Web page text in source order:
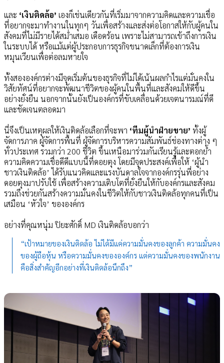
และ ‘เงินติดล้อ’ เองก็เช่นเดียวกันที่เริ่มมาจากความคิดและความเชื่อ
ที่อยากจะมาทำงานในทุกๆ วันเพื่อสร้างและส่งต่อโอกาสให้กับผู้คนใน
สังคมที่ไม่มีรายได้สม่ำเสมอ เดือดร้อน เพราะไม่สามารถเข้าถึงการเงิน
ในระบบได้ หรือแม้แต่ผู้ประกอบการธุรกิจขนาดเล็กที่ต้องการเงิน
หมุนเวียนเพื่อต่อลมหายใจ
ทั้งสององค์กรต่างมีจุดเริ่มต้นของธุรกิจที่ไม่ได้เน้นผลกำไรแต่มั่นคงใน
วิสัยทัศน์ที่อยากจะพัฒนาชีวิตของผู้คนในพื้นที่และสังคมให้ดีขึ้น
อย่างยั่งยืน นอกจากนั้นยังเป็นองค์กรที่ขับเคลื่อนด้วยเจตนารมณ์ที่ดี
และชัดเจนตลอดมา
นี่จึงเป็นเหตุผลให้เงินติดล้อเลือกที่จะพา ‘ทีมผู้นำฝ่ายขาย’ ทั้งผู้
จัดการภาค ผู้จัดการพื้นที่ ผู้จัดการบริหารความสัมพันธ์ช่องทางต่าง ๆ
ทั่วประเทศ รวมกว่า 200 ชีวิต ขึ้นเหนือมาร่วมกันเรียนรู้และตอกย้ำ
ความคิดความเชื่อดีดีแบบนี้ที่ดอยตุง โดยมีจุดประสงค์เพื่อให้ ‘ผู้นำ
ชาวเงินติดล้อ’ ได้รับแนวคิดและแรงบันดาลใจจากองค์กรรุ่นพี่อย่าง
ดอยตุงมาปรับใช้ เพื่อสร้างความเติบโตที่ยั่งยืนให้กับองค์กรและสังคม
รวมถึงช่วยกันสร้างความมั่นคงในชีวิตให้กับชาวเงินติดล้อทุกคนที่เป็น
เสมือน ‘หัวใจ’ ขององค์กร
อย่างที่คุณหนุ่ม ปิยะศักดิ์ MD เงินติดล้อบอกว่า
“เป้าหมายของเงินติดล้อ ไม่ได้มีแค่ความมั่นคงของลูกค้า ความมั่นคง
ของผู้ถือหุ้น หรือความมั่นคงขององค์กร แต่ความมั่นคงของพนักงาน
คือสิ่งสำคัญอีกอย่างที่เงินติดล้อนึกถึง”